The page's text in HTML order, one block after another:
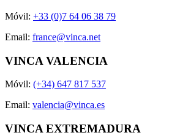
Móvil: +33 (0)7 64 06 38 79
Email: france@vinca.net
VINCA VALENCIA
Móvil: (+34) 647 817 537
Email: valencia@vinca.es
VINCA EXTREMADURA